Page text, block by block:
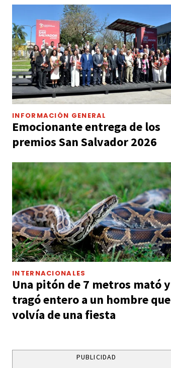
INFORMACIÓN GENERAL
Emocionante entrega de los
premios San Salvador 2026
INTERNACIONALES
Una pitón de 7 metros mató y
tragó entero a un hombre que
volvía de una fiesta
PUBLICIDAD